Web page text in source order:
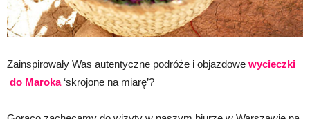
Zainspirowały Was autentyczne podróże i objazdowe wycieczki
do Maroka ‘skrojone na miarę’?